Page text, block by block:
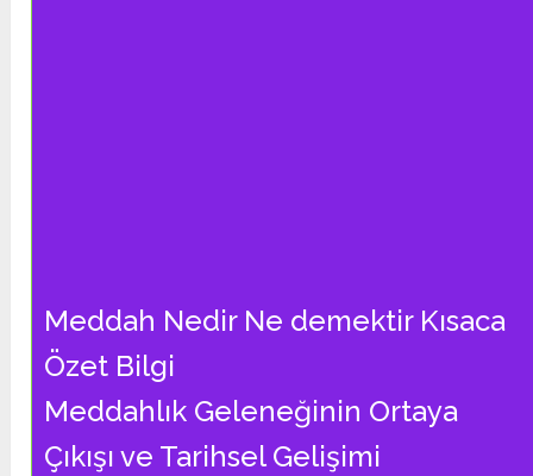
Meddah Nedir Ne demektir Kısaca
Özet Bilgi
Meddahlık Geleneğinin Ortaya
Çıkışı ve Tarihsel Gelişimi